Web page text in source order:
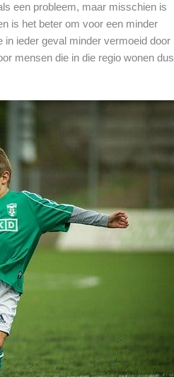
een probleem, maar misschien is
is het beter om voor een minder
in ieder geval minder vermoeid door
mensen die in die regio wonen dus